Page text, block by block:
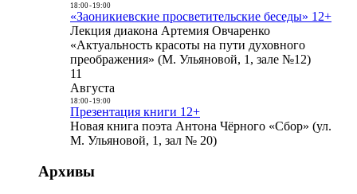
18:00- 19:00
«Заоникиевские просветительские беседы» 12+
Лекция диакона Артемия Овчаренко
«Актуальность красоты на пути духовного
преображения» (М. Ульяновой, 1, зале №12)
11
Августа
18:00- 19:00
Презентация книги 12+
Новая книга поэта Антона Чёрного «Сбор» (ул.
М. Ульяновой, 1, зал № 20)
Архивы